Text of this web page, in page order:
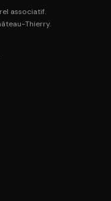
associatif.
Thierry.